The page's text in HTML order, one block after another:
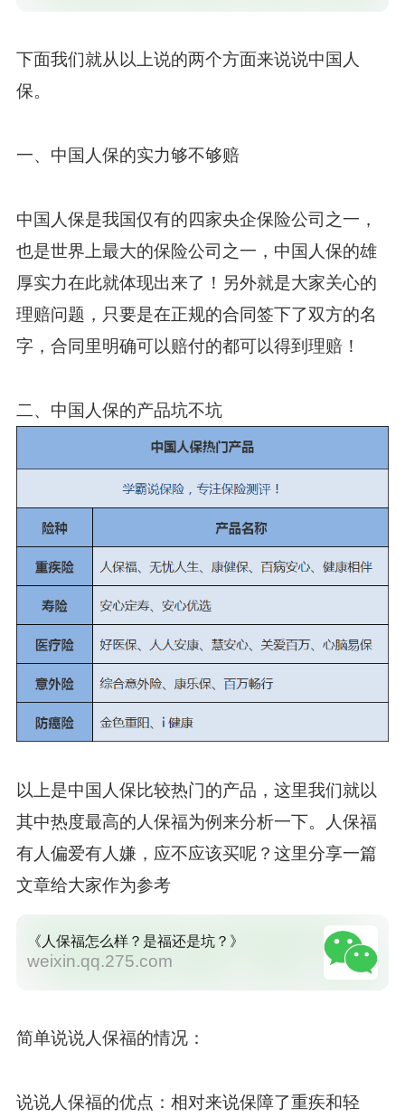
下面我们就从以上说的两个方面来说说中国人
保。
一、中国人保的实力够不够赔
中国人保是我国仅有的四家央企保险公司之一，
也是世界上最大的保险公司之一，中国人保的雄
厚实力在此就体现出来了！另外就是大家关心的
理赔问题，只要是在正规的合同签下了双方的名
字，合同里明确可以赔付的都可以得到理赔！
二、中国人保的产品坑不坑
以上是中国人保比较热门的产品，这里我们就以
其中热度最高的人保福为例来分析一下。人保福
有人偏爱有人嫌，应不应该买呢？这里分享一篇
文章给大家作为参考
《人保福怎么样？是福还是坑？》
weixin.qq.275.com
简单说说人保福的情况：
说说人保福的优点：相对来说保障了重疾和轻